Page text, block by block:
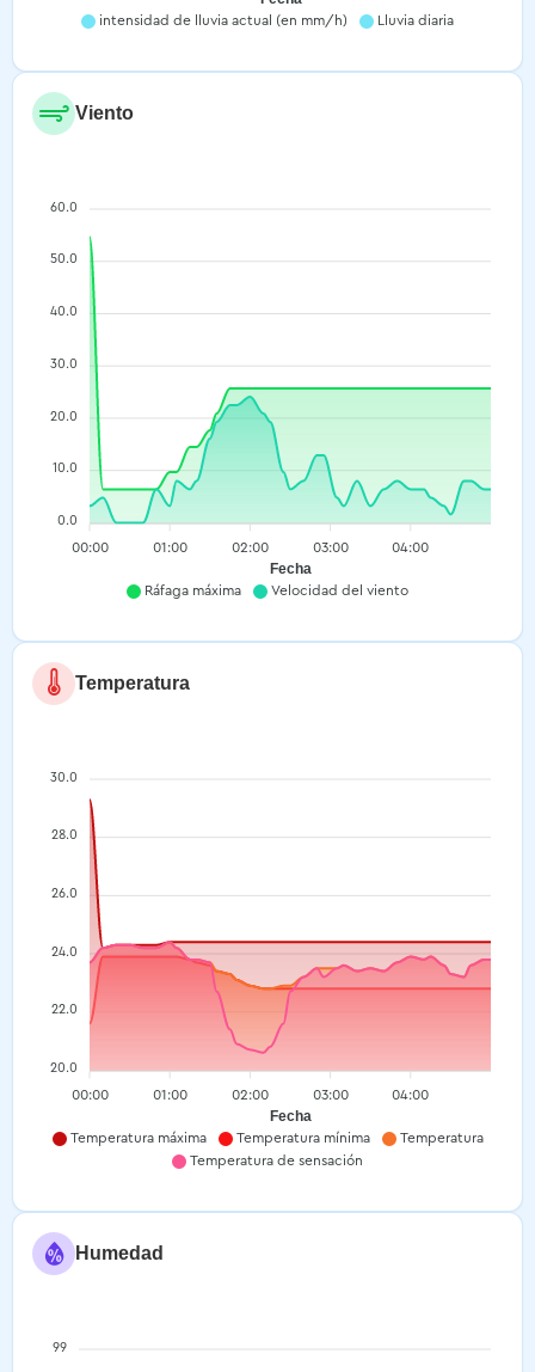
intensidad de lluvia actual (en mm/h) Lluvia diaria
Viento
Ráfaga máxima Velocidad del viento
00:00 01:00 02:00 03:00 04:00
Fecha
60.0
50.0
40.0
30.0
20.0
10.0
0.0
Temperatura
Temperatura máxima Temperatura mínima
Temperatura
Temperatura de sensación
00:00 01:00 02:00 03:00 04:00
Fecha
30.0
28.0
26.0
24.0
22.0
20.0
Humedad
99